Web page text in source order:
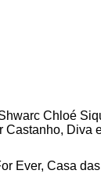
Chloé
Ever, Casa